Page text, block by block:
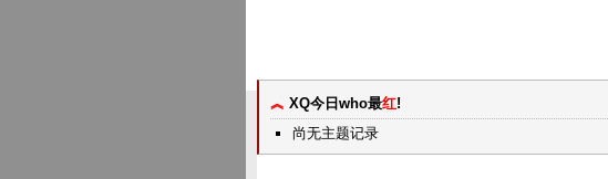
︽ XQ今日who最红!
尚无主题记录